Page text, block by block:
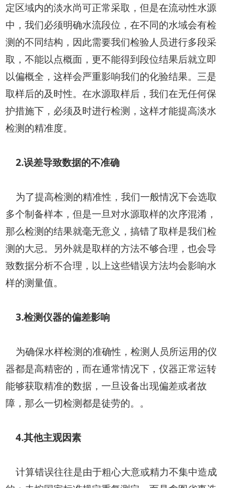
定区域内的淡水尚可正常采取，但是在流动性水源
中，我们必须明确水流段位，在不同的水域会有检
测的不同结构，因此需要我们检验人员进行多段采
取，不能以点概面，更不能得到段位结果后就立即
以偏概全，这样会严重影响我们的化验结果。三是
取样后的及时性。在水源取样后，我们在无任何保
护措施下，必须及时进行检测，这样才能提高淡水
检测的精准度。
2.误差导致数据的不准确
为了提高检测的精准性，我们一般情况下会选取
多个制备样本，但是一旦对水源取样的次序混淆，
那么检测的结果就毫无意义，搞错了取样是我们检
测的大忌。另外就是取样的方法不够合理，也会导
致数据分析不合理，以上这些错误方法均会影响水
样的测量值。
3.检测仪器的偏差影响
为确保水样检测的准确性，检测人员所运用的仪
器都是高精密的，而在通常情况下，仪器正常运转
能够获取精准的数据，一旦设备出现偏差或者故
障，那么一切检测都是徒劳的。。
4.其他主观因素
计算错误往往是由于粗心大意或精力不集中造成